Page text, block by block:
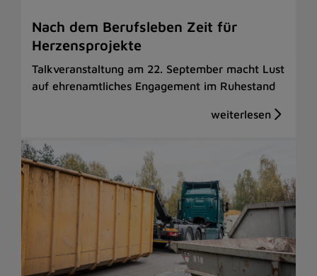
Nach dem Berufsleben Zeit für
Herzensprojekte
Talkveranstaltung am 22. September macht Lust
auf ehrenamtliches Engagement im Ruhestand